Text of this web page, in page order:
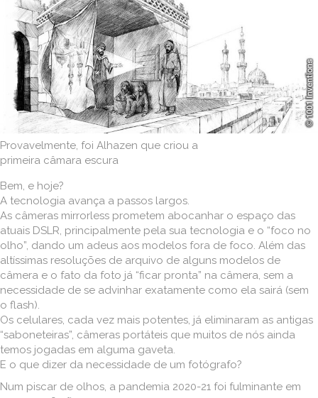
Provavelmente, foi Alhazen que criou a
primeira câmara escura
Bem, e hoje?
A tecnologia avança a passos largos.
As câmeras mirrorless prometem abocanhar o espaço das
atuais DSLR, principalmente pela sua tecnologia e o “foco no
olho”, dando um adeus aos modelos fora de foco. Além das
altíssimas resoluções de arquivo de alguns modelos de
câmera e o fato da foto já “ficar pronta” na câmera, sem a
necessidade de se advinhar exatamente como ela sairá (sem
o flash).
Os celulares, cada vez mais potentes, já eliminaram as antigas
“saboneteiras”, câmeras portáteis que muitos de nós ainda
temos jogadas em alguma gaveta.
E o que dizer da necessidade de um fotógrafo?
Num piscar de olhos, a pandemia 2020-21 foi fulminante em